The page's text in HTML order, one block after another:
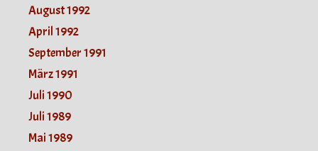
August 1992
April 1992
September 1991
März 1991
Juli 1990
Juli 1989
Mai 1989